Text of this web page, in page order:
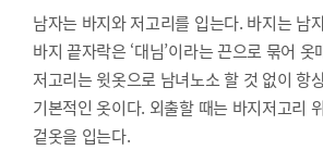
남자는 바지와 저고리를 입는다. 바지는 남
바지 끝자락은 ‘대님’이라는 끈으로 묶어
저고리는 윗옷으로 남녀노소 할 것 없이 항
기본적인 옷이다. 외출할 때는 바지저고리
겉옷을 입는다.